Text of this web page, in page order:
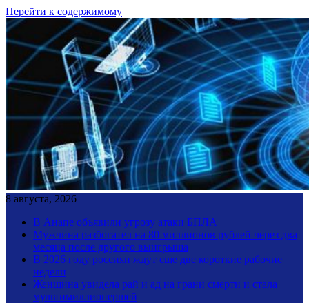
Перейти к содержимому
8 августа, 2026
В Анапе объявили угрозу атаки БПЛА
Мужчина разбогател на 80 миллионов рублей через два
месяца после другого выигрыша
В 2026 году россиян ждут еще две короткие рабочие
недели
Женщина увидела рай и ад на грани смерти и стала
мультимиллионершей